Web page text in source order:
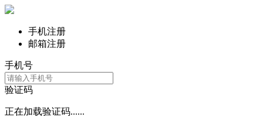
手机注册
邮箱注册
手机号
验证码
正在加载验证码......